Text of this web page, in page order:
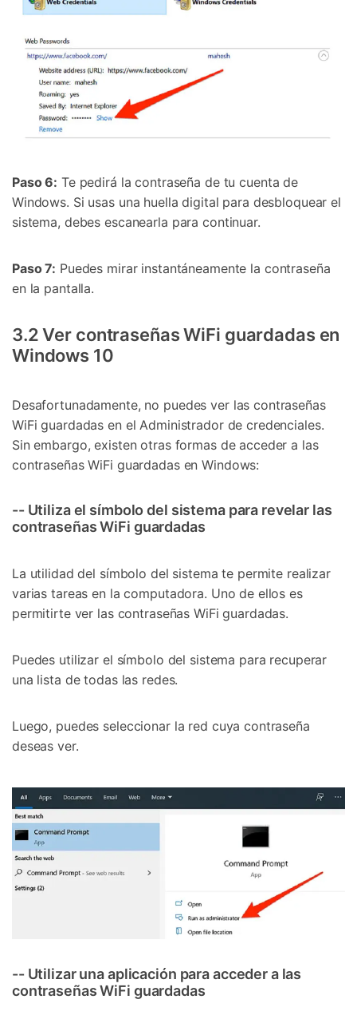
Paso 6: Te pedirá la contraseña de tu cuenta de
Windows. Si usas una huella digital para desbloquear el
sistema, debes escanearla para continuar.
Paso 7: Puedes mirar instantáneamente la contraseña
en la pantalla.
3.2 Ver contraseñas WiFi guardadas en
Windows 10
Desafortunadamente, no puedes ver las contraseñas
WiFi guardadas en el Administrador de credenciales.
Sin embargo, existen otras formas de acceder a las
contraseñas WiFi guardadas en Windows:
-- Utiliza el símbolo del sistema para revelar las
contraseñas WiFi guardadas
La utilidad del símbolo del sistema te permite realizar
varias tareas en la computadora. Uno de ellos es
permitirte ver las contraseñas WiFi guardadas.
Puedes utilizar el símbolo del sistema para recuperar
una lista de todas las redes.
Luego, puedes seleccionar la red cuya contraseña
deseas ver.
-- Utilizar una aplicación para acceder a las
contraseñas WiFi guardadas